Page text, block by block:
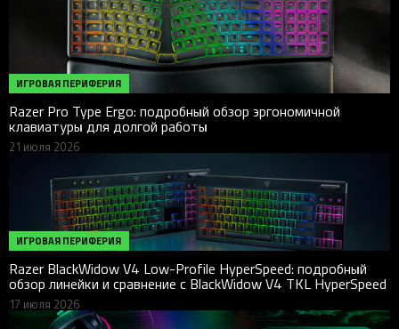
ИГРОВАЯ ПЕРИФЕРИЯ
Razer Pro Type Ergo: подробный обзор эргономичной
клавиатуры для долгой работы
21 июля 2026
ИГРОВАЯ ПЕРИФЕРИЯ
Razer BlackWidow V4 Low-Profile HyperSpeed: подробный
обзор линейки и сравнение с BlackWidow V4 TKL HyperSpeed
17 июля 2026